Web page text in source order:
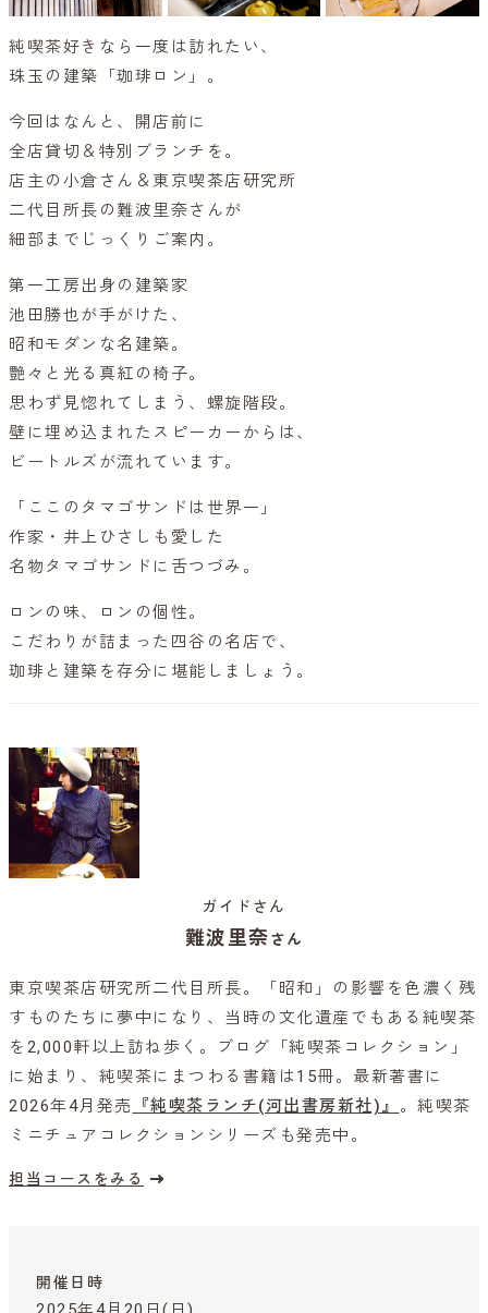
純喫茶好きなら一度は訪れたい、
珠玉の建築「珈琲ロン」。
今回はなんと、開店前に
全店貸切＆特別ブランチを。
店主の小倉さん＆東京喫茶店研究所
二代目所長の難波里奈さんが
細部までじっくりご案内。
第一工房出身の建築家
池田勝也が手がけた、
昭和モダンな名建築。
艶々と光る真紅の椅子。
思わず見惚れてしまう、螺旋階段。
壁に埋め込まれたスピーカーからは、
ビートルズが流れています。
「ここのタマゴサンドは世界一」
作家・井上ひさしも愛した
名物タマゴサンドに舌つづみ。
ロンの味、ロンの個性。
こだわりが詰まった四谷の名店で、
珈琲と建築を存分に堪能しましょう。
ガイドさん
難波里奈さん
東京喫茶店研究所二代目所長。「昭和」の影響を色濃く残
すものたちに夢中になり、当時の文化遺産でもある純喫茶
を2,000軒以上訪ね歩く。ブログ「純喫茶コレクション」
に始まり、純喫茶にまつわる書籍は15冊。最新著書に
2026年4月発売
『純喫茶ランチ(河出書房新社)』 。純喫茶
ミニチュアコレクションシリーズも発売中。
担当コースをみる
開催日時